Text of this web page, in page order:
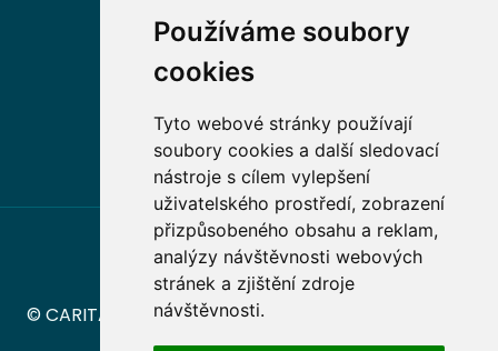
Používáme soubory
cookies
Tyto webové stránky používají
soubory cookies a další sledovací
nástroje s cílem vylepšení
uživatelského prostředí, zobrazení
přizpůsobeného obsahu a reklam,
analýzy návštěvnosti webových
stránek a zjištění zdroje
návštěvnosti.
Nabídky práce v oboru
© CARITAS – Vyšší odborná škola sociální Olomouc